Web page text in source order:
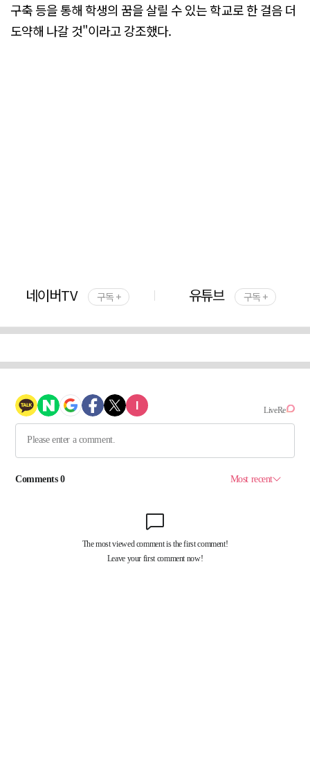
구축 등을 통해 학생의 꿈을 살릴 수 있는 학교로 한 걸음 더
도약해 나갈 것"이라고 강조했다.
네이버TV 구독 + 유튜브 구독 +